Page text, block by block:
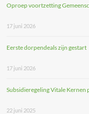
Oproep voortzetting
17 juni 2026
Eerste dorpendeals zijn gestart
17 juni 2026
Subsidieregeling Vitale
22 juni 2025